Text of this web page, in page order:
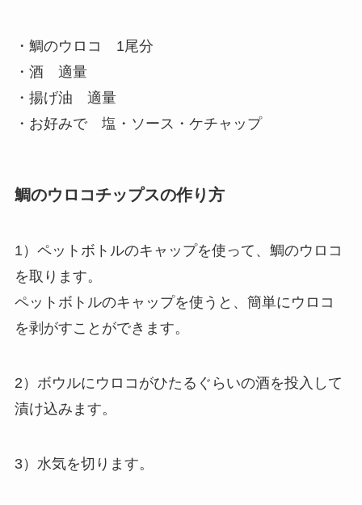
・鯛のウロコ 1尾分
・酒 適量
・揚げ油 適量
・お好みで 塩・ソース・ケチャップ
鯛のウロコチップスの作り方
1）ペットボトルのキャップを使って、鯛のウロコ
を取ります。
ペットボトルのキャップを使うと、簡単にウロコ
を剥がすことができます。
2）ボウルにウロコがひたるぐらいの酒を投入して
漬け込みます。
3）水気を切ります。